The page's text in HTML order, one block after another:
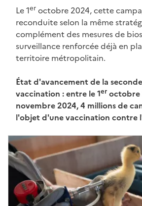
Le 1er octobre 2024, cette
reconduite selon la même
complément des mesures de
surveillance renforcée déjà en
territoire métropolitain.
État d'avancement de la
vaccination : entre le 1er octobre
novembre 2024, 4 millions de
l'objet d'une vaccination contre